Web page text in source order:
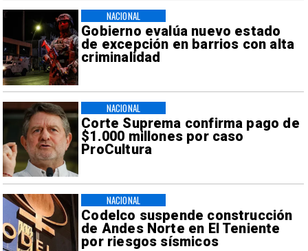
Gobierno evalúa nuevo estado
de excepción en barrios con alta
criminalidad
NACIONAL
Corte Suprema confirma pago de
$1.000 millones por caso
ProCultura
NACIONAL
Codelco suspende construcción
de Andes Norte en El Teniente
por riesgos sísmicos
NACIONAL